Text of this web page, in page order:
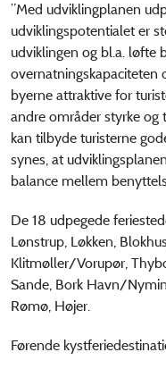
”Med udviklingplanen
udviklingspotentialet er
udviklingen og bl.a. løfte
overnatningskapaciteten
byerne attraktive for
andre områder styrke og
kan tilbyde turisterne
synes, at
balance mellem
De 18 udpegede
Lønstrup, Løkken,
Klitmøller/Vorupør,
Sande, Bork Havn/
Rømø, Højer.
Førende